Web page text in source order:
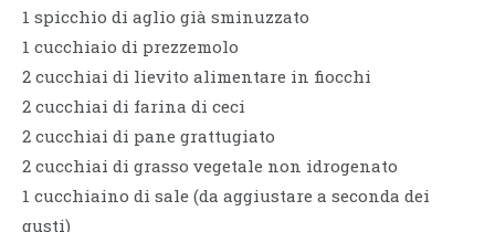
1 spicchio di aglio già sminuzzato
1 cucchiaio di prezzemolo
2 cucchiai di lievito alimentare in fiocchi
2 cucchiai di farina di ceci
2 cucchiai di pane grattugiato
2 cucchiai di grasso vegetale non idrogenato
1 cucchiaino di sale (da aggiustare a seconda dei
gusti)